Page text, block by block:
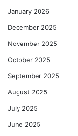
January 2026
December 2025
November 2025
October 2025
September 2025
August 2025
July 2025
June 2025